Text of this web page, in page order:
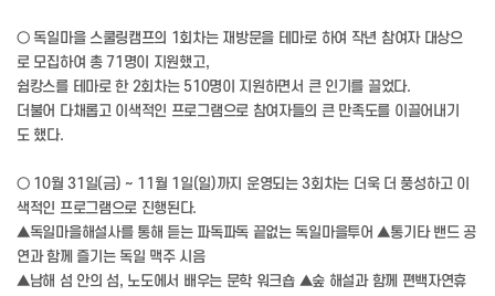
○ 독일마을 스쿨링캠프의 1회차는 재방문을 테마로 하여 작년 참여자 대상으
로 모집하여 총 71명이 지원했고,
쉼캉스를 테마로 한 2회차는 510명이 지원하면서 큰 인기를 끌었다.
더불어 다채롭고 이색적인 프로그램으로 참여자들의 큰 만족도를 이끌어내기
도 했다.
○ 10월 31일(금) ~ 11월 1일(일)까지 운영되는 3회차는 더욱 더 풍성하고 이
색적인 프로그램으로 진행된다.
▲독일마을해설사를 통해 듣는 파독파독 끝없는 독일마을투어 ▲통기타 밴드 공
연과 함께 즐기는 독일 맥주 시음
▲남해 섬 안의 섬, 노도에서 배우는 문학 워크숍 ▲숲 해설과 함께 편백자연휴